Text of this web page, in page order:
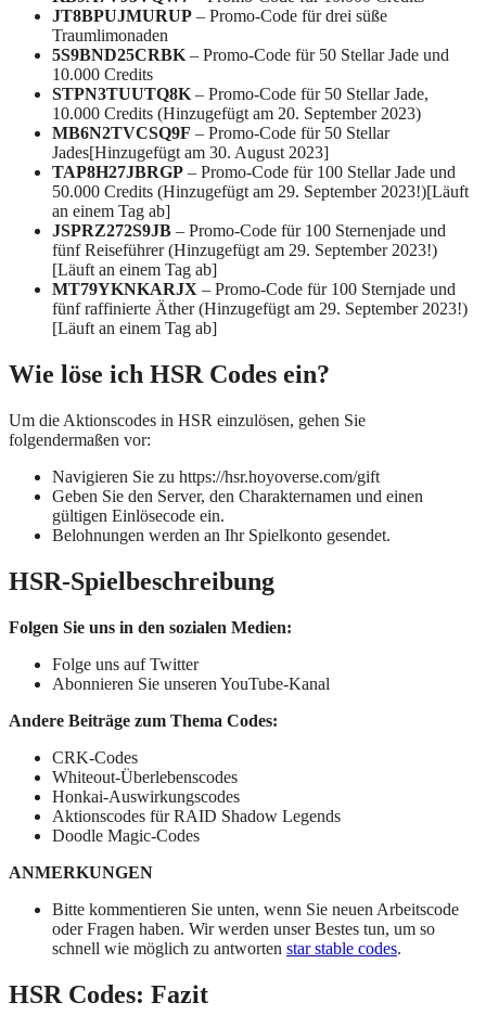
JT8BPUJMURUP – Promo-Code für drei süße
Traumlimonaden
5S9BND25CRBK – Promo-Code für 50 Stellar Jade und
10.000 Credits
STPN3TUUTQ8K – Promo-Code für 50 Stellar Jade,
10.000 Credits (Hinzugefügt am 20. September 2023)
MB6N2TVCSQ9F – Promo-Code für 50 Stellar
Jades[Hinzugefügt am 30. August 2023]
TAP8H27JBRGP – Promo-Code für 100 Stellar Jade und
50.000 Credits (Hinzugefügt am 29. September 2023!)[Läuft
an einem Tag ab]
JSPRZ272S9JB – Promo-Code für 100 Sternenjade und
fünf Reiseführer (Hinzugefügt am 29. September 2023!)
[Läuft an einem Tag ab]
MT79YKNKARJX – Promo-Code für 100 Sternjade und
fünf raffinierte Äther (Hinzugefügt am 29. September 2023!)
[Läuft an einem Tag ab]
Wie löse ich HSR Codes ein?
Um die Aktionscodes in HSR einzulösen, gehen Sie
folgendermaßen vor:
Navigieren Sie zu https://hsr.hoyoverse.com/gift
Geben Sie den Server, den Charakternamen und einen
gültigen Einlösecode ein.
Belohnungen werden an Ihr Spielkonto gesendet.
HSR-Spielbeschreibung
Folgen Sie uns in den sozialen Medien:
Folge uns auf Twitter
Abonnieren Sie unseren YouTube-Kanal
Andere Beiträge zum Thema Codes:
CRK-Codes
Whiteout-Überlebenscodes
Honkai-Auswirkungscodes
Aktionscodes für RAID Shadow Legends
Doodle Magic-Codes
ANMERKUNGEN
Bitte kommentieren Sie unten, wenn Sie neuen Arbeitscode
oder Fragen haben. Wir werden unser Bestes tun, um so
schnell wie möglich zu antworten star stable codes.
HSR Codes: Fazit